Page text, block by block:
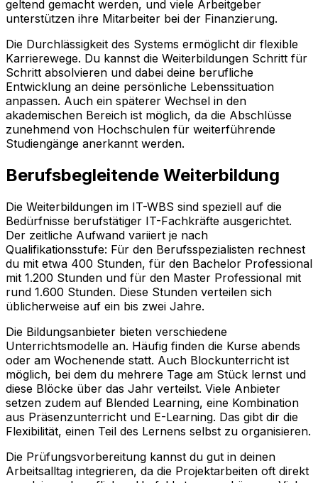
geltend gemacht werden, und viele Arbeitgeber
unterstützen ihre Mitarbeiter bei der Finanzierung.
Die Durchlässigkeit des Systems ermöglicht dir flexible
Karrierewege. Du kannst die Weiterbildungen Schritt für
Schritt absolvieren und dabei deine berufliche
Entwicklung an deine persönliche Lebenssituation
anpassen. Auch ein späterer Wechsel in den
akademischen Bereich ist möglich, da die Abschlüsse
zunehmend von Hochschulen für weiterführende
Studiengänge anerkannt werden.
Berufsbegleitende Weiterbildung
Die Weiterbildungen im IT-WBS sind speziell auf die
Bedürfnisse berufstätiger IT-Fachkräfte ausgerichtet.
Der zeitliche Aufwand variiert je nach
Qualifikationsstufe: Für den Berufsspezialisten rechnest
du mit etwa 400 Stunden, für den Bachelor Professional
mit 1.200 Stunden und für den Master Professional mit
rund 1.600 Stunden. Diese Stunden verteilen sich
üblicherweise auf ein bis zwei Jahre.
Die Bildungsanbieter bieten verschiedene
Unterrichtsmodelle an. Häufig finden die Kurse abends
oder am Wochenende statt. Auch Blockunterricht ist
möglich, bei dem du mehrere Tage am Stück lernst und
diese Blöcke über das Jahr verteilst. Viele Anbieter
setzen zudem auf Blended Learning, eine Kombination
aus Präsenzunterricht und E-Learning. Das gibt dir die
Flexibilität, einen Teil des Lernens selbst zu organisieren.
Die Prüfungsvorbereitung kannst du gut in deinen
Arbeitsalltag integrieren, da die Projektarbeiten oft direkt